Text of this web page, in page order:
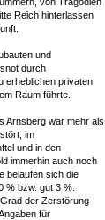
Reich hinterlassen
und
durch
erheblichen privaten
Raum führte.
Arnsberg war mehr als
im
und in den
immerhin auch noch
belaufen sich die
% bzw. gut 3 %.
der Zerstörung
für